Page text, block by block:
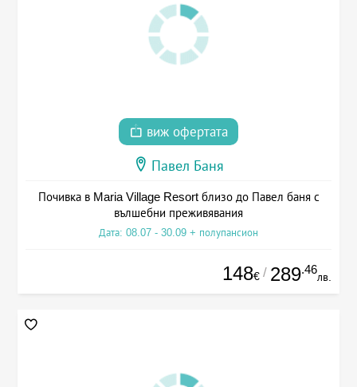
виж офертата
Павел Баня
Почивка в Maria Village Resort близо до Павел баня с
вълшебни преживявания
Дата: 08.07 - 30.09 + полупансион
148€ / 289.46
лв.